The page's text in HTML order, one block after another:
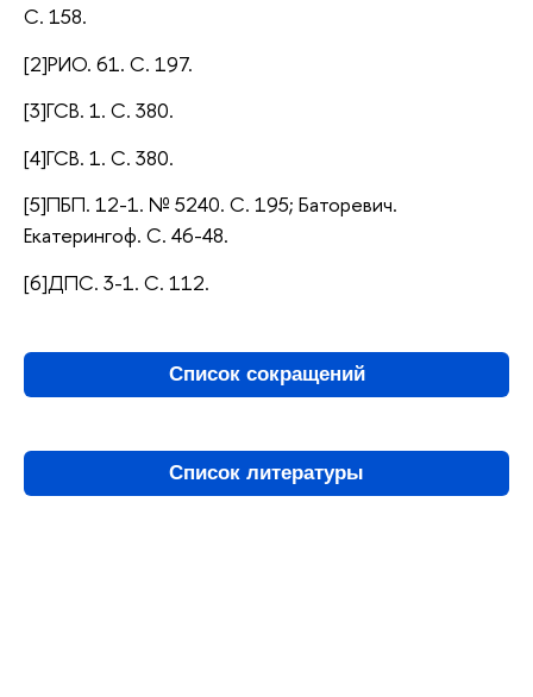
С. 158.
[2]РИО. 61. С. 197.
[3]ГСВ. 1. С. 380.
[4]ГСВ. 1. С. 380.
[5]ПБП. 12-1. № 5240. С. 195; Баторевич.
Екатерингоф. С. 46-48.
[6]ДПС. 3-1. С. 112.
Список сокращений
Список литературы